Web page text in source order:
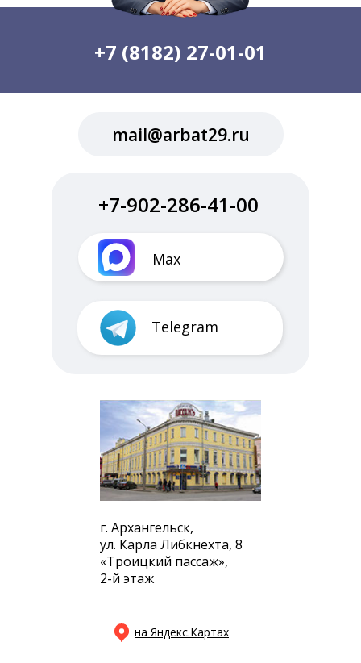
mail@arbat29.ru
+7 (8182) 27-01-01
Max
+7-902-286-41-00
Telegram
г. Архангельск,
ул. Карла Либкнехта, 8
«Троицкий пассаж»,
2-й этаж
на Яндекс.Картах